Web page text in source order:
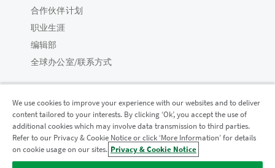
合作伙伴计划
职业生涯
编辑部
全球办公室/联系方式
Qlik 社区
法律协议 产品条款 Legal Policies 法律条规
We use cookies to improve your experience with our websites and to deliver
content tailored to your interests. By clicking ‘Ok’, you accept the use of
additional cookies which may involve data transmission to third parties.
Refer to our Privacy & Cookie Notice or click ‘More Information’ for details
on cookie usage on our sites. Privacy & Cookie Notice